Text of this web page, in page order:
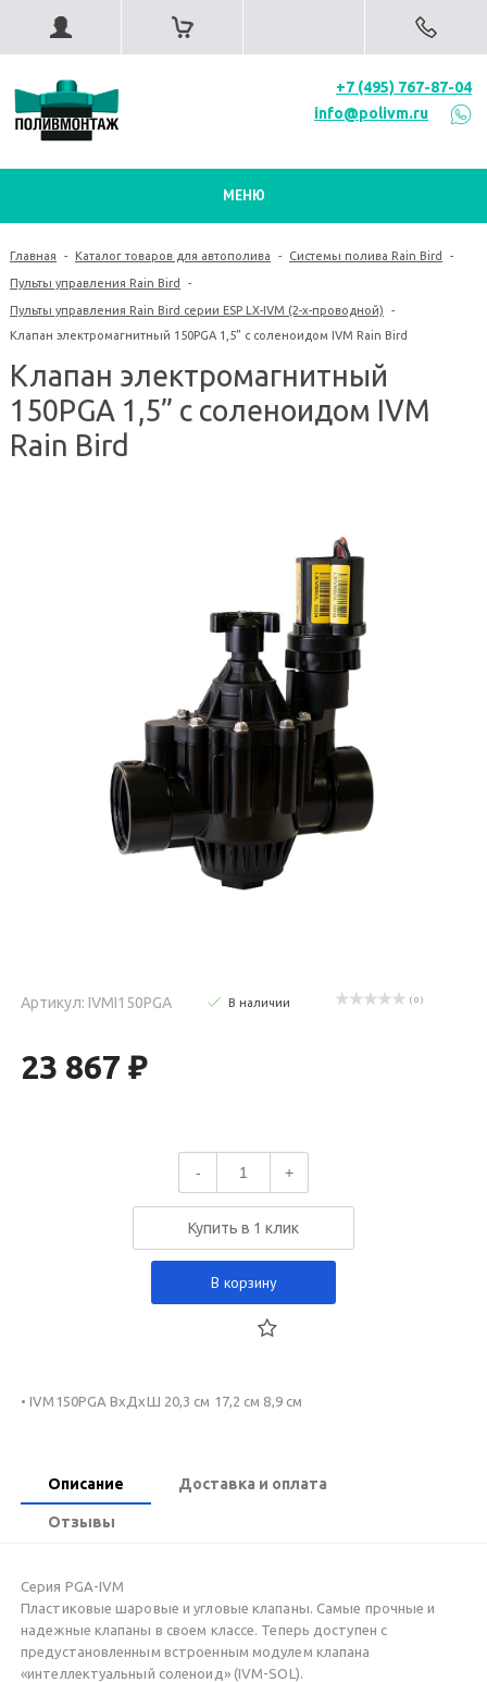
+7 (495) 767-87-04
info@polivm.ru
МЕНЮ
Главная - Каталог товаров для автополива - Системы полива Rain Bird -
Пульты управления Rain Bird -
Пульты управления Rain Bird серии ESP LX-IVM (2-х-проводной)
-
Клапан электромагнитный 150PGA 1,5” с соленоидом IVM Rain Bird
Клапан электромагнитный
150PGA 1,5” с соленоидом IVM
Rain Bird
Артикул: IVMI150PGA В наличии ( 0 )
23 867 ₽
- +
Купить в 1 клик
В корзину
• IVM150PGA ВхДхШ 20,3 см 17,2 см 8,9 см
Описание Доставка и оплата
Отзывы
Серия PGA-IVM
Пластиковые шаровые и угловые клапаны. Самые прочные и
надежные клапаны в своем классе. Теперь доступен с
предустановленным встроенным модулем клапана
«интеллектуальный соленоид» (IVM-SOL).